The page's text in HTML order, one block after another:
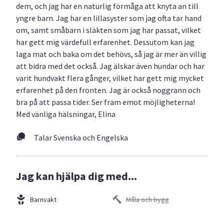
dem, och jag har en naturlig förmåga att knyta an till
yngre barn. Jag har en lillasyster som jag ofta tar hand
om, samt småbarn i släkten som jag har passat, vilket
har gett mig värdefull erfarenhet. Dessutom kan jag
laga mat och baka om det behövs, så jag är mer än villig
att bidra med det också. Jag älskar även hundar och har
varit hundvakt flera gånger, vilket har gett mig mycket
erfarenhet på den fronten. Jag är också noggrann och
bra på att passa tider. Ser fram emot möjligheterna!
Med vänliga hälsningar, Elina
Talar Svenska och Engelska
Jag kan hjälpa dig med...
Barnvakt
Måla och bygg